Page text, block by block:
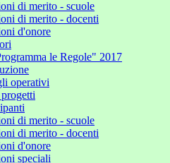
di merito - scuole
di merito - docenti
d'onore
le Regole" 2017
operativi
di merito - scuole
di merito - docenti
d'onore
speciali